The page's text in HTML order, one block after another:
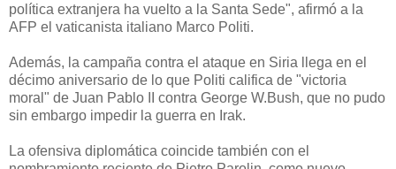
política extranjera ha vuelto a la Santa Sede", afirmó a la
AFP el vaticanista italiano Marco Politi.
Además, la campaña contra el ataque en Siria llega en el
décimo aniversario de lo que Politi califica de "victoria
moral" de Juan Pablo II contra George W.Bush, que no pudo
sin embargo impedir la guerra en Irak.
La ofensiva diplomática coincide también con el